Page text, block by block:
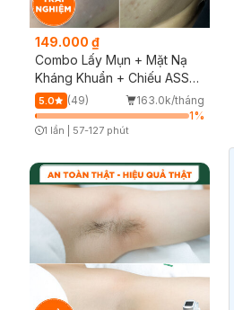
149.000 ₫
Combo Lấy Mụn + Mặt Nạ
Kháng Khuẩn + Chiếu ASSH
(Trải nghiệm)
5.0 (49)
163.0k/tháng
1%
1 lần 57-127 phút